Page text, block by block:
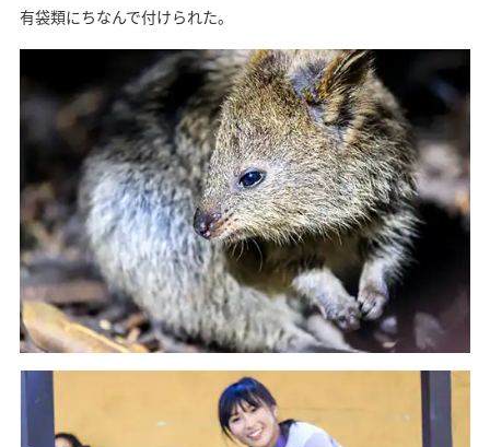
有袋類にちなんで付けられた。